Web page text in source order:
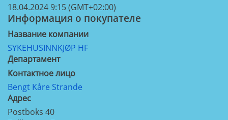
18.04.2024 9:15 (GMT+02:00)
Информация о покупателе
Название компании
SYKEHUSINNKJØP HF
Департамент
Контактное лицо
Bengt Kåre Strande
Aдрес
Postboks 40